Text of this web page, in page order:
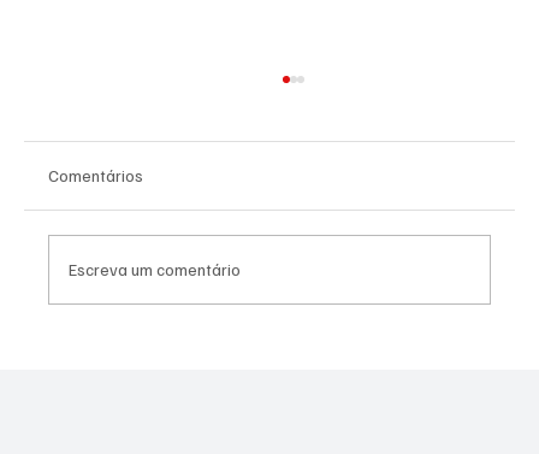
Comentários
Escreva um comentário